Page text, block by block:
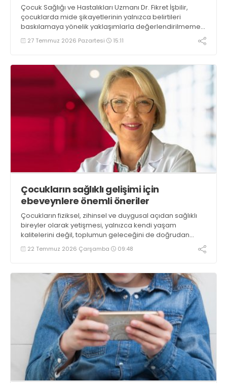
Çocuk Sağlığı ve Hastalıkları Uzmanı Dr. Fikret İşbilir,
çocuklarda mide şikayetlerinin yalnızca belirtileri
baskılamaya yönelik yaklaşımlarla değerlendirilmemesi
gerektiğini, altta yatan nedenin araştırılmasının uygun
tedavi planlaması açısından önemli olduğunu belirtiyor
27 Temmuz 2026 Pazartesi 15:11
Çocukların sağlıklı gelişimi için
ebeveynlere önemli öneriler
Çocukların fiziksel, zihinsel ve duygusal açıdan sağlıklı
bireyler olarak yetişmesi, yalnızca kendi yaşam
kalitelerini değil, toplumun geleceğini de doğrudan
etkiliyor
22 Temmuz 2026 Çarşamba 09:48